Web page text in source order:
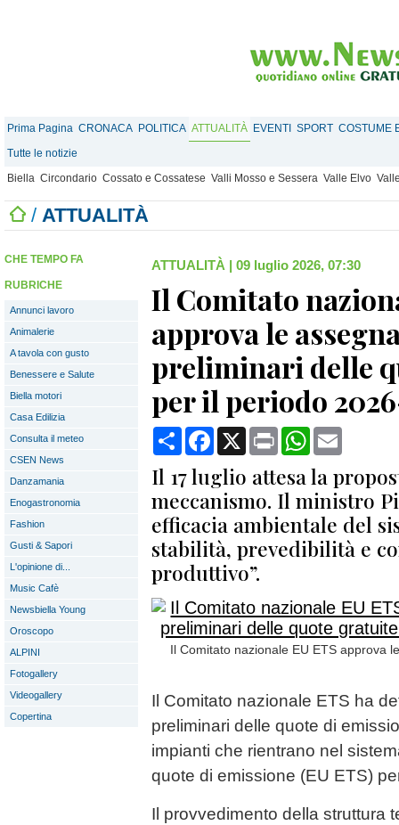
Prima Pagina CRONACA POLITICA ATTUALITÀ EVENTI SPORT COSTUME
Tutte le notizie
Biella Circondario Cossato e Cossatese Valli Mosso e Sessera Valle Elvo
/ ATTUALITÀ
CHE TEMPO FA
RUBRICHE
Annunci lavoro
Animalerie
A tavola con gusto
Benessere e Salute
Biella motori
Casa Edilizia
Consulta il meteo
CSEN News
Danzamania
Enogastronomia
Fashion
Gusti & Sapori
L'opinione di...
Music Cafè
Newsbiella Young
Oroscopo
ALPINI
Fotogallery
Videogallery
Copertina
ATTUALITÀ | 09 luglio 2026, 07:30
Il Comitato
approva le
preliminari delle
per il periodo
CondividiFacebook
X Print WhatsApp
Il 17 luglio attesa la
meccanismo. Il ministro
efficacia ambientale del
stabilità, prevedibilità e
produttivo”.
Il Comitato nazionale EU ETS approva
Il Comitato nazionale ETS ha
preliminari delle quote di
impianti che rientrano nel
quote di emissione (EU ETS)
Il provvedimento della struttura